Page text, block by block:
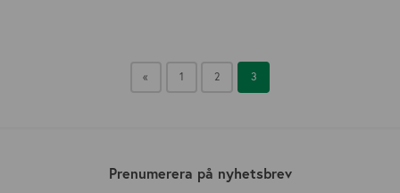
« 1 2 3
Prenumerera på nyhetsbrev